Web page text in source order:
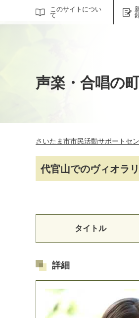
このサイトについ
て
サイト内検索
声楽・合唱の
さいたま市市民活動サポートセ
代官山でのヴィオラ
タイトル
詳細
マイメディア検索